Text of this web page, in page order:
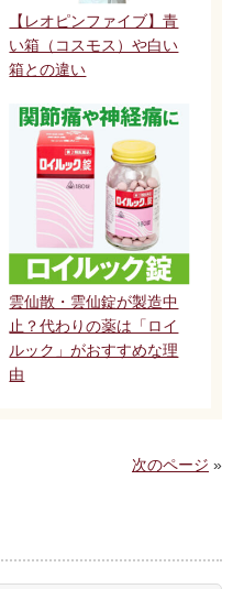
【レオピンファイブ】青
い箱（コスモス）や白い
箱との違い
雲仙散・雲仙錠が製造中
止？代わりの薬は「ロイ
ルック」がおすすめな理
由
次のページ »